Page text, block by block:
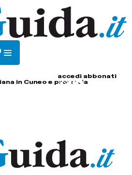
accedi abbonati
in Cuneo e provincia